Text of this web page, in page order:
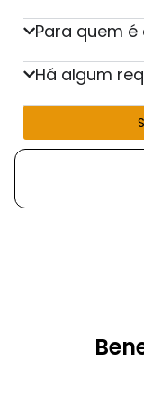
Para quem
Há algum